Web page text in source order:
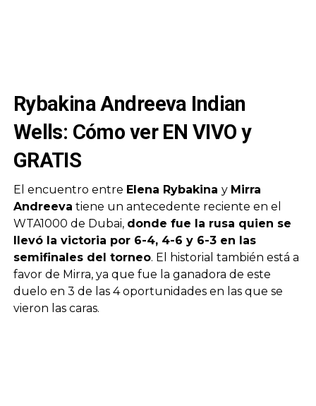
Rybakina Andreeva Indian
Wells: Cómo ver EN VIVO y
GRATIS
El encuentro entre Elena Rybakina y Mirra
Andreeva tiene un antecedente reciente en el
WTA1000 de Dubai, donde fue la rusa quien se
llevó la victoria por 6-4, 4-6 y 6-3 en las
semifinales del torneo. El historial también está a
favor de Mirra, ya que fue la ganadora de este
duelo en 3 de las 4 oportunidades en las que se
vieron las caras.